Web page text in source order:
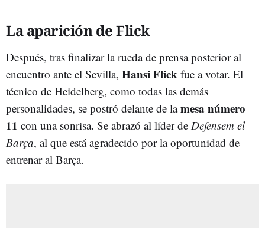
La aparición de Flick
Después, tras finalizar la rueda de prensa posterior al
encuentro ante el Sevilla, Hansi Flick fue a votar. El
técnico de Heidelberg, como todas las demás
personalidades, se postró delante de lamesa número
11 con una sonrisa. Se abrazó al líder de Defensem el
Barça, al que está agradecido por la oportunidad de
entrenar al Barça.